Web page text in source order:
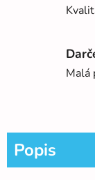
Malá
Popis